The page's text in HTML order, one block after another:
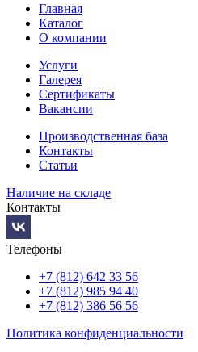
Главная
Каталог
О компании
Услуги
Галерея
Сертификаты
Вакансии
Производственная база
Контакты
Статьи
Наличие на складе
Контакты
Телефоны
+7 (812) 642 33 56
+7 (812) 985 94 40
+7 (812) 386 56 56
Политика конфиденциальности